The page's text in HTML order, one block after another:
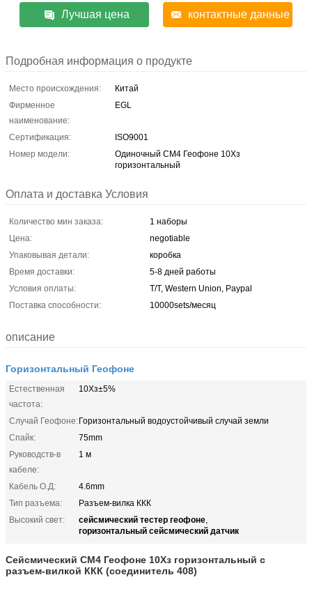
Лучшая цена контактные данные
Подробная информация о продукте
Место происхождения:
Китай
Фирменное
наименование:
EGL
Сертификация:
ISO9001
Номер модели:
Одиночный СМ4 Геофоне 10Хз
горизонтальный
Оплата и доставка Условия
Количество мин заказа:
1 наборы
Цена:
negotiable
Упаковывая детали:
коробка
Время доставки:
5-8 дней работы
Условия оплаты:
T/T, Western Union, Paypal
Поставка способности:
10000sets/месяц
описание
Горизонтальный Геофоне
Естественная
частота:
10Хз±5%
Случай Геофоне:Горизонтальный водоустойчивый случай земли
Спайк:
75mm
Руководств-в
кабеле:
1 м
Кабель О.Д:
4.6mm
Тип разъема:
Разъем-вилка ККК
Высокий свет:
сейсмический тестер геофоне,
горизонтальный сейсмический датчик
Сейсмический СМ4 Геофоне 10Хз горизонтальный с
разъем-вилкой ККК (соединитель 408)